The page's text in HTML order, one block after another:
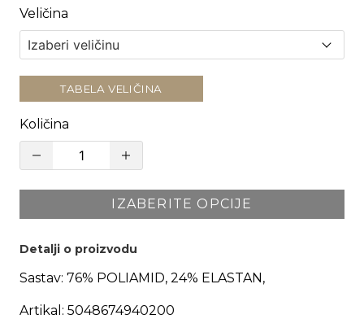
Veličina
TABELA VELIČINA
Količina
IZABERITE OPCIJE
Detalji o proizvodu
Sastav: 76% POLIAMID, 24% ELASTAN,
Artikal: 5048674940200